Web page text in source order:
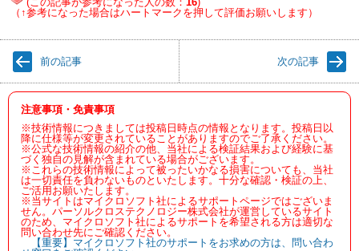
（↑参考になった場合はハートマークを押して評価お願いします）
前の記事 次の記事
注意事項・免責事項
※技術情報につきましては投稿日時点の情報となります。投稿日以
降に仕様等が変更されていることがありますのでご了承ください。
※公式な技術情報の紹介の他、当社による検証結果および経験に基
づく独自の見解が含まれている場合がございます。
※これらの技術情報によって被ったいかなる損害についても、当社
は一切責任を負わないものといたします。十分な確認・検証の上、
ご活用お願いたします。
※当サイトはマイクロソフト社によるサポートページではございま
せん。パーソルクロステクノロジー株式会社が運営しているサイト
のため、マイクロソフト社によるサポートを希望される方は適切な
問い合わせ先にご確認ください。
【重要】マイクロソフト社のサポートをお求めの方は、問い合わ